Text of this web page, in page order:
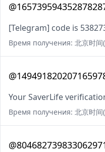
[Telegram] code is
Время получения: 北京时
Your SaverLife
Время получения: 北京时